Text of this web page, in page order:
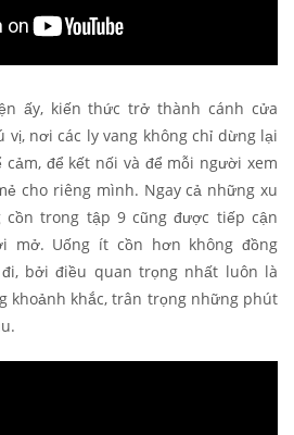
ấy, kiến thức trở thành cánh cửa
nơi các ly vang không chỉ dừng lại
cảm, để kết nối và để mỗi người xem
cho riêng mình. Ngay cả những xu
cồn trong tập 9 cũng được tiếp cận
mở. Uống ít cồn hơn không đồng
bởi điều quan trọng nhất luôn là
khoảnh khắc, trân trọng những phút